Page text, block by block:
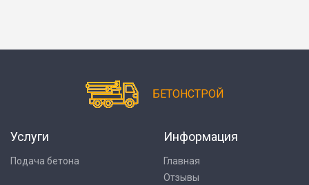
БЕТОНСТРОЙ
Услуги
Подача бетона
Информация
Главная
Отзывы